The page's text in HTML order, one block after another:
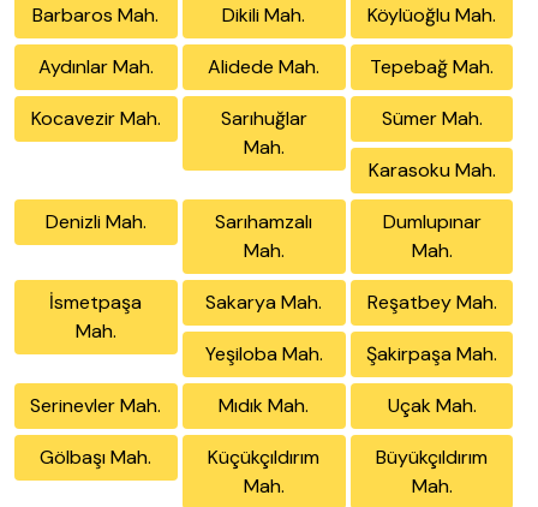
Barbaros Mah. Dikili Mah. Köylüoğlu Mah.
Aydınlar Mah. Alidede Mah. Tepebağ Mah.
Kocavezir Mah.
Sarıhuğlar
Mah.
Sümer Mah.
Karasoku Mah.
Denizli Mah.
Sarıhamzalı
Mah.
Dumlupınar
Mah.
İsmetpaşa
Mah.
Sakarya Mah. Reşatbey Mah.
Yeşiloba Mah. Şakirpaşa Mah.
Serinevler Mah. Mıdık Mah. Uçak Mah.
Gölbaşı Mah.
Küçükçıldırım
Mah.
Büyükçıldırım
Mah.